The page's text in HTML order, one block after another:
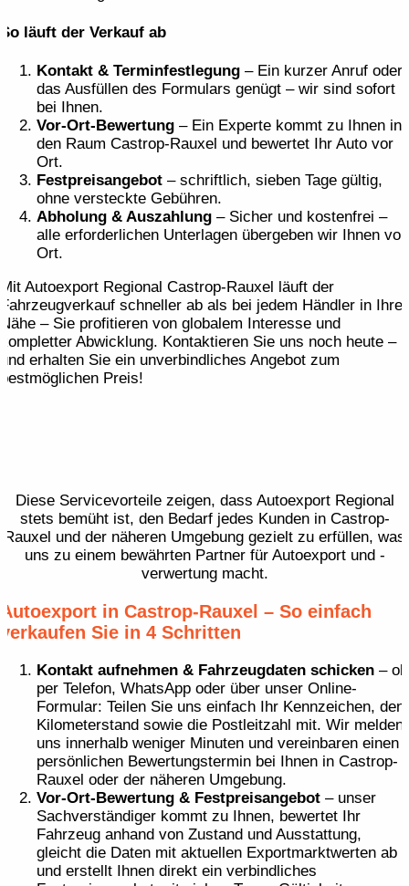
So läuft der Verkauf ab
Kontakt & Terminfestlegung – Ein kurzer Anruf oder
das Ausfüllen des Formulars genügt – wir sind sofort
bei Ihnen.
Vor-Ort-Bewertung – Ein Experte kommt zu Ihnen in
den Raum Castrop-Rauxel und bewertet Ihr Auto vor
Ort.
Festpreis­angebot – schriftlich, sieben Tage gültig,
ohne versteckte Gebühren.
Abholung & Auszahlung – Sicher und kostenfrei –
alle erforderlichen Unterlagen übergeben wir Ihnen vor
Ort.
Mit Autoexport Regional Castrop-Rauxel läuft der
Fahrzeugverkauf schneller ab als bei jedem Händler in Ihrer
Nähe – Sie profitieren von globalem Interesse und
kompletter Abwicklung. Kontaktieren Sie uns noch heute –
und erhalten Sie ein unverbindliches Angebot zum
bestmöglichen Preis!
Diese Servicevorteile zeigen, dass Autoexport Regional
stets bemüht ist, den Bedarf jedes Kunden in Castrop-
Rauxel und der näheren Umgebung gezielt zu erfüllen, was
uns zu einem bewährten Partner für Autoexport und -
verwertung macht.
Autoexport in Castrop-Rauxel – So einfach
verkaufen Sie in 4 Schritten
Kontakt aufnehmen & Fahrzeugdaten schicken – ob
per Telefon, WhatsApp oder über unser Online-
Formular: Teilen Sie uns einfach Ihr Kennzeichen, den
Kilometerstand sowie die Postleitzahl mit. Wir melden
uns innerhalb weniger Minuten und vereinbaren einen
persönlichen Bewertungstermin bei Ihnen in Castrop-
Rauxel oder der näheren Umgebung.
Vor-Ort-Bewertung & Festpreisangebot – unser
Sachverständiger kommt zu Ihnen, bewertet Ihr
Fahrzeug anhand von Zustand und Ausstattung,
gleicht die Daten mit aktuellen Exportmarktwerten ab
und erstellt Ihnen direkt ein verbindliches